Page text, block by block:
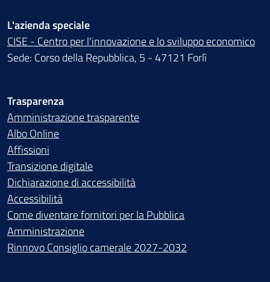
L'azienda speciale
CISE - Centro per l'innovazione e lo sviluppo economico
Sede: Corso della Repubblica, 5 - 47121 Forlì
Trasparenza
Amministrazione trasparente
Albo Online
Affissioni
Transizione digitale
Dichiarazione di accessibilità
Accessibilità
Come diventare fornitori per la Pubblica
Amministrazione
Rinnovo Consiglio camerale 2027-2032